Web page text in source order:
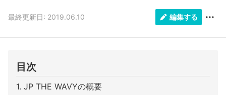
最終更新日: 2019.06.10 編集する
目次
JP THE WAVYの概要